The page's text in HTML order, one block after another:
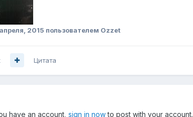
2015 пользователем Ozzet
Цитата
have an account, sign in nowto post with your account.